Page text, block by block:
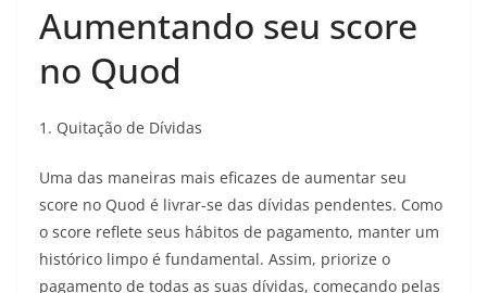
Aumentando seu score
no Quod
1. Quitação de Dívidas
Uma das maneiras mais eficazes de aumentar seu
score no Quod é livrar-se das dívidas pendentes. Como
o score reflete seus hábitos de pagamento, manter um
histórico limpo é fundamental. Assim, priorize o
pagamento de todas as suas dívidas, começando pelas